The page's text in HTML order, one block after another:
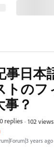
years ago
事日本
トのフ
？
0 replies 102 views